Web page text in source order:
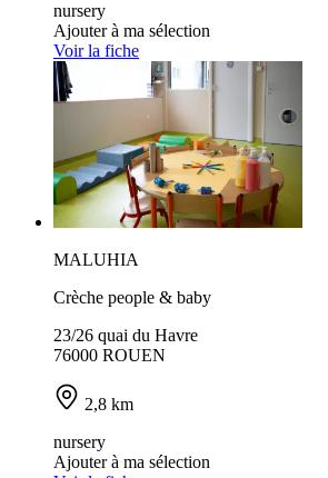
nursery
Ajouter à ma sélection
Voir la fiche
MALUHIA
Crèche people & baby
23/26 quai du Havre
76000 ROUEN
2,8 km
nursery
Ajouter à ma sélection